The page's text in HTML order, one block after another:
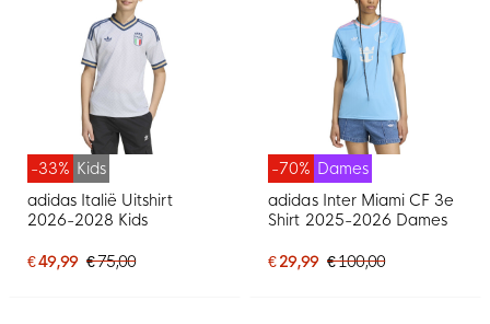
-33% Kids
adidas Italië Uitshirt
2026-2028 Kids
€ 49,99 € 75,00
-70% Dames
adidas Inter Miami CF 3e
Shirt 2025-2026 Dames
€ 29,99 € 100,00